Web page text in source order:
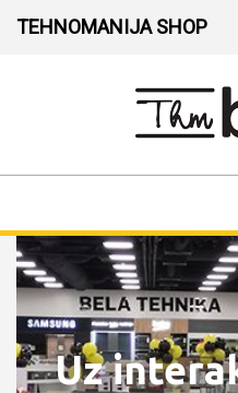
TEHNOMANIJA SHOP
Uz